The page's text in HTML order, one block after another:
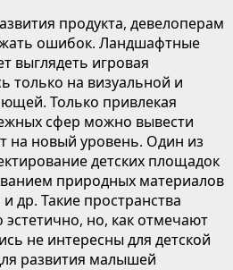
продукта, девелоперам
ошибок. Ландшафтные
выглядеть игровая
только на визуальной и
Только привлекая
сфер можно вывести
на новый уровень. Один из
детских площадок
природных материалов
др. Такие пространства
но, как отмечают
не интересны для детской
развития малышей